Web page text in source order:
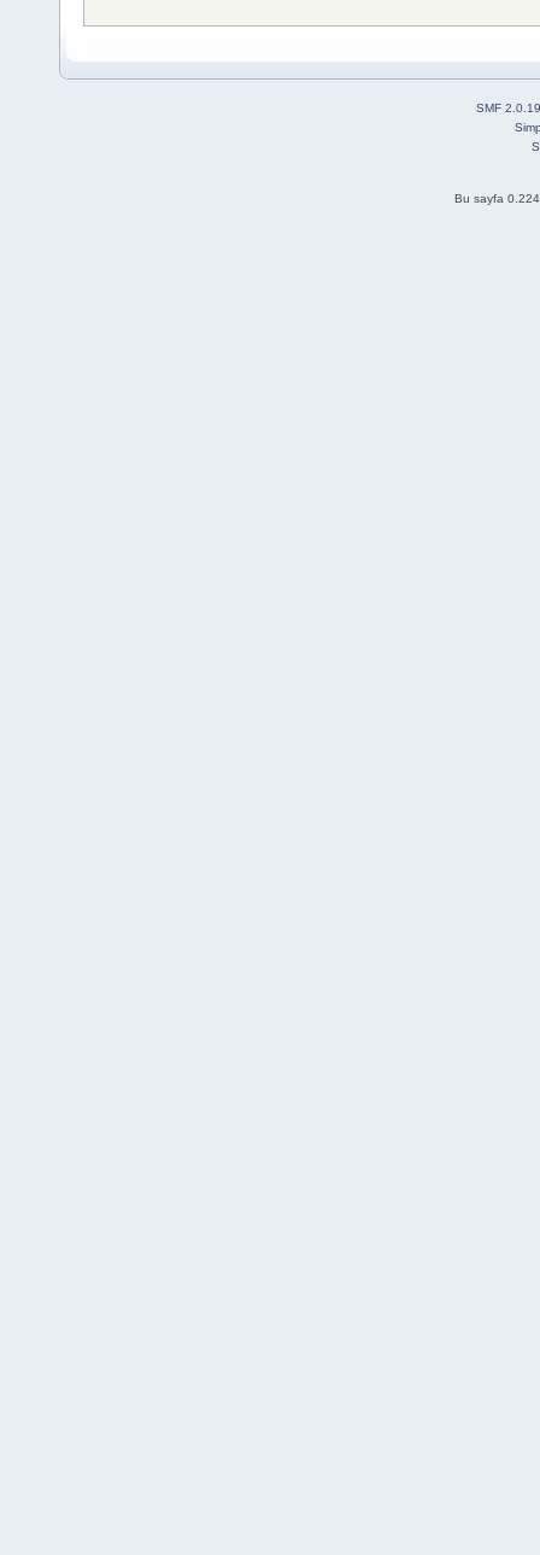
SMF 2.0.19
Bu sayfa